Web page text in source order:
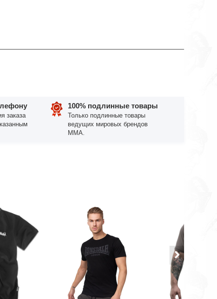
заказа
100% подлинные товары
Только подлинные товары
ведущих мировых брендов
ММА.